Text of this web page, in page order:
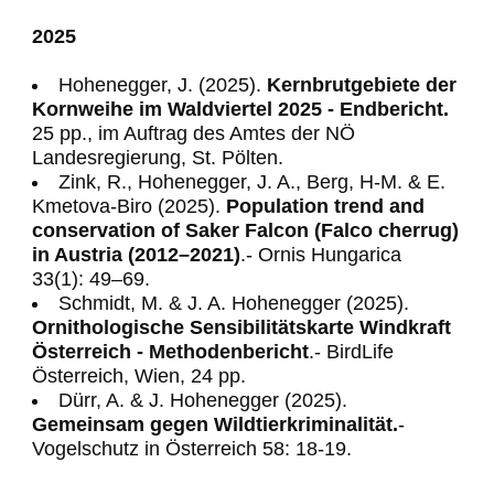
2025
Hohenegger, J. (2025). Kernbrutgebiete der
Kornweihe im Waldviertel 2025 - Endbericht.
25 pp., im Auftrag des Amtes der NÖ
Landesregierung, St. Pölten.
Zink, R., Hohenegger, J. A., Berg, H-M. & E.
Kmetova-Biro (2025). Population trend and
conservation of Saker Falcon (Falco cherrug)
in Austria (2012–2021).- Ornis Hungarica
33(1): 49–69.
Schmidt, M. & J. A. Hohenegger (2025).
Ornithologische Sensibilitätskarte Windkraft
Österreich - Methodenbericht.- BirdLife
Österreich, Wien, 24 pp.
Dürr, A. & J. Hohenegger (2025).
Gemeinsam gegen Wildtierkriminalität.-
Vogelschutz in Österreich 58: 18-19.